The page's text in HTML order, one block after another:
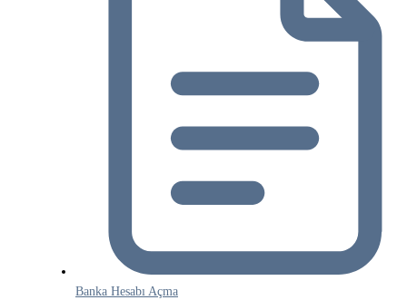
Banka Hesabı Açma